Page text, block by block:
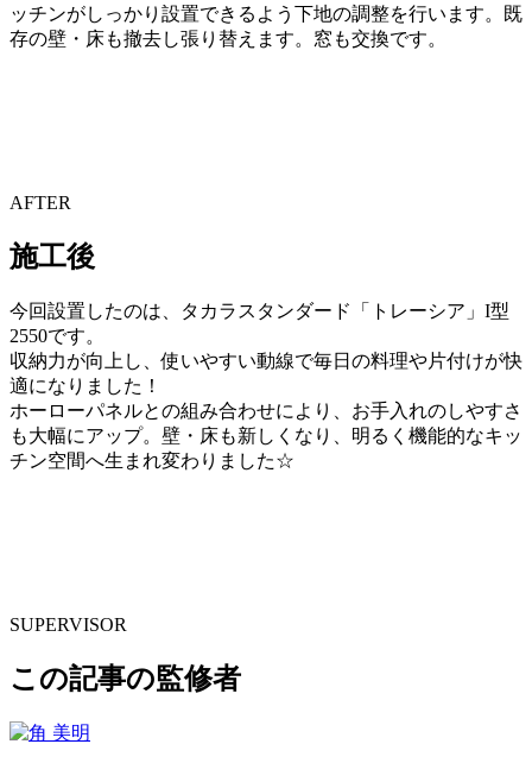
ッチンがしっかり設置できるよう下地の調整を行います。既
存の壁・床も撤去し張り替えます。窓も交換です。
AFTER
施工後
今回設置したのは、タカラスタンダード「トレーシア」I型
2550です。
収納力が向上し、使いやすい動線で毎日の料理や片付けが快
適になりました！
ホーローパネルとの組み合わせにより、お手入れのしやすさ
も大幅にアップ。壁・床も新しくなり、明るく機能的なキッ
チン空間へ生まれ変わりました☆
SUPERVISOR
この記事の監修者